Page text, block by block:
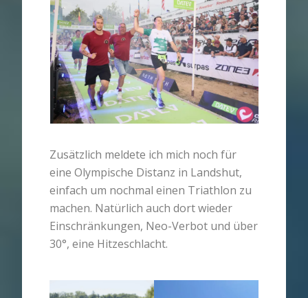
Zusätzlich meldete ich mich noch für
eine Olympische Distanz in Landshut,
einfach um nochmal einen Triathlon zu
machen. Natürlich auch dort wieder
Einschränkungen, Neo-Verbot und über
30°, eine Hitzeschlacht.